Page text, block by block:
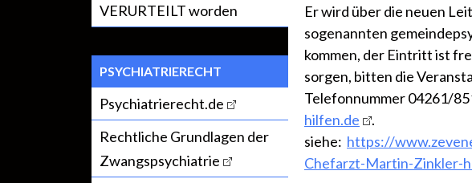
VERURTEILT worden
PSYCHIATRIERECHT
Psychiatrierecht.de
Rechtliche Grundlagen der
Zwangspsychiatrie
Er wird über die neuen
sogenannten
kommen, der Eintritt ist
sorgen, bitten die
Telefonnummer 04261/
hilfen.de
.
siehe: https://
Chefarzt-Martin-Zinkler-